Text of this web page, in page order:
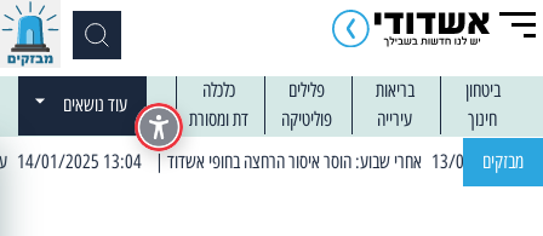
ביטחון בריאות פלילים
כלכלה
חינוך
עירייה פוליטיקה דת ומסורת
עוד נושאים
מבזקים | 13:04 14/01/2025 עובדים בלילות: עבודות קרצוף וריבוד אספלט